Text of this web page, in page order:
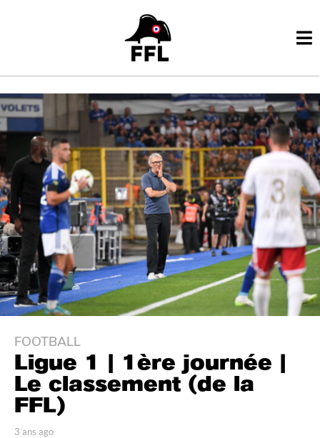
3
a
n
s
a
g
FOOTBALL
Ligue 1 | 1ère journée |
Le classement (de la
FFL)
p
3 ans ago